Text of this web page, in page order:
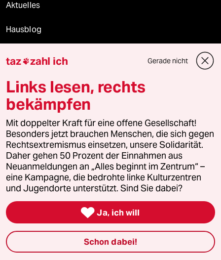
Aktuelles
Hausblog
Presse
Unterstützen
abo
genossenschaft
taz zahl ich
recherchefonds ausland
taz zahl ich Gerade nicht
Links lesen, rechts
bekämpfen
Mit doppelter Kraft für eine offene Gesellschaft!
Besonders jetzt brauchen Menschen, die sich gegen
Rechtsextremismus einsetzen, unsere Solidarität.
Daher gehen 50 Prozent der Einnahmen aus
Neuanmeldungen an „Alles beginnt im Zentrum“ –
eine Kampagne, die bedrohte linke Kulturzentren
und Jugendorte unterstützt. Sind Sie dabei?
 Ja, ich will
Schon dabei!